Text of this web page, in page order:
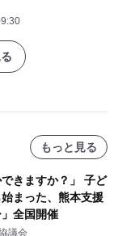
もっと見る
できますか？」 子ど
まった、熊本支援
」全国開催
議会